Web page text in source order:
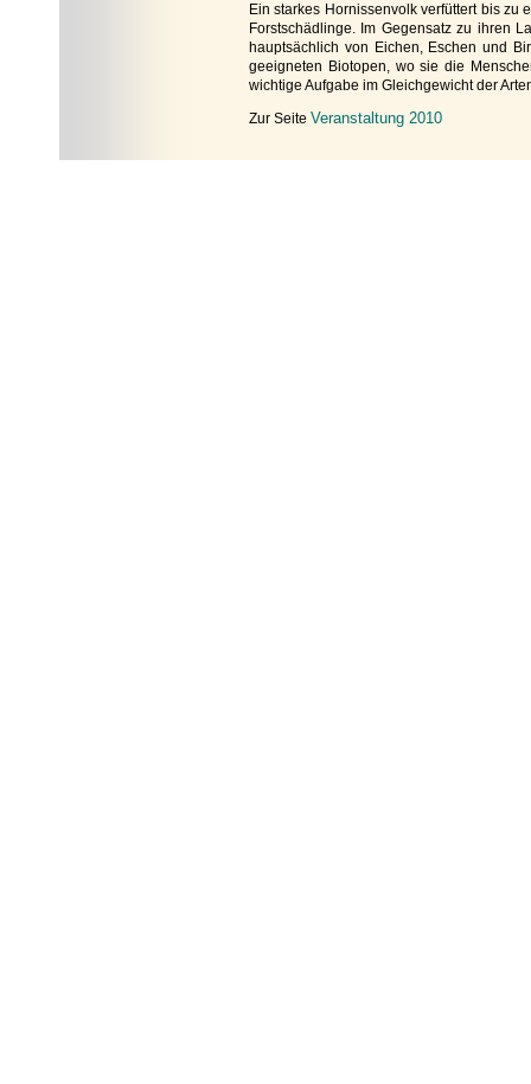
Ein starkes Hornissenvolk verfüttert bis
Forstschädlinge. Im Gegensatz zu ihren
hauptsächlich von Eichen, Eschen und
geeigneten Biotopen, wo sie die
wichtige Aufgabe im Gleichgewicht der
Zur Seite Veranstaltung 2010